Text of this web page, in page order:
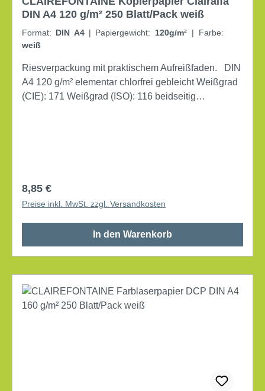
DIN A4 120 g/m² 250 Blatt/Pack weiß
Format: DIN A4 | Papiergewicht: 120g/m² |
Farbe:
weiß
Riesverpackung mit praktischem Aufreißfaden. DIN
A4 120 g/m² elementar chlorfrei gebleicht Weißgrad
(CIE): 171 Weißgrad (ISO): 116 beidseitig
Regulärer Preis:
8,85 €
Preise inkl. MwSt. zzgl. Versandkosten
In den Warenkorb